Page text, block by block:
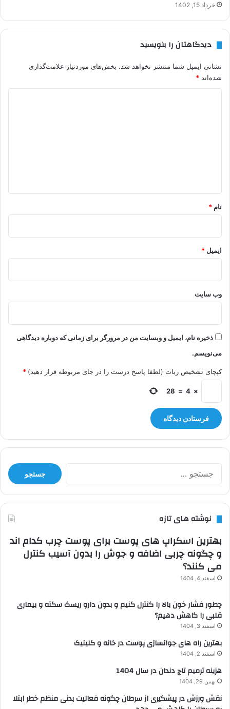
خرداد 15, 1402
دیدگاهتان را بنویسید
نشانی ایمیل شما منتشر نخواهد شد. بخش‌های موردنیاز علامت‌گذاری
شده‌اند *
نام *
ایمیل *
وب‌ سایت
ذخیره نام، ایمیل و وبسایت من در مرورگر برای زمانی که دوباره دیدگاهی
می‌نویسم.
کپچای تشخیص ربات (لطفا پاسخ درست را در جای مربوطه قرار دهید) *
×
4
=
28
جستجو
برای:
نوشته های تازه
بهترین اسکراپ های پوست برای پوست چرب کدام اند
و چگونه چربی اضافه و جوش را بدون آسیب کنترل
می کنند؟
اسفند 4, 1404
چطور فشار خون بالا را کنترل کنیم و بدون دارو ریسک سکته و بیماری
قلبی را کاهش دهیم؟
اسفند 3, 1404
بهترین راه های جوانسازی پوست در خانه و کلینیک
اسفند 2, 1404
هزینه ترمیم تاج دندان در سال 1404
بهمن 29, 1404
نقش ورزش در پیشگیری از سرطان چگونه فعالیت بدنی منظم خطر ابتلا